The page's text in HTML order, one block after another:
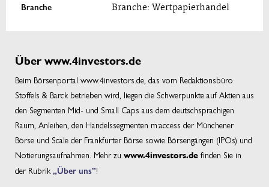
Branche Branche: Wertpapierhandel
Über www.4investors.de
Beim Börsenportal www.4investors.de, das vom Redaktionsbüro
Stoffels & Barck betrieben wird, liegen die Schwerpunkte auf Aktien aus
den Segmenten Mid- und Small Caps aus dem deutschsprachigen
Raum, Anleihen, den Handelssegmenten m:access der Münchener
Börse und Scale der Frankfurter Börse sowie Börsengängen (IPOs) und
Notierungsaufnahmen. Mehr zu www.4investors.de finden Sie in
der Rubrik„Über uns”!